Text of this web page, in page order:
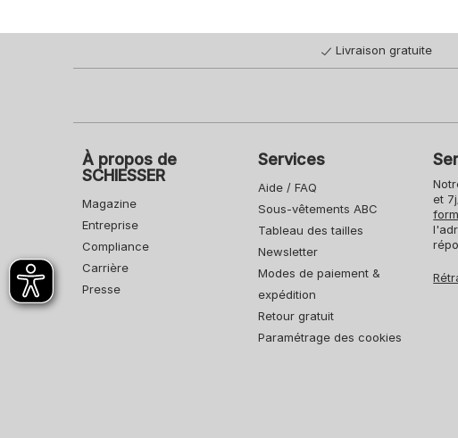
Livraison gratuite
À propos de
SCHIESSER
Magazine
Entreprise
Compliance
Carrière
Presse
Services
Aide / FAQ
Sous-vêtements ABC
Tableau des tailles
Newsletter
Modes de paiement &
expédition
Retour gratuit
Paramétrage des cookies
et